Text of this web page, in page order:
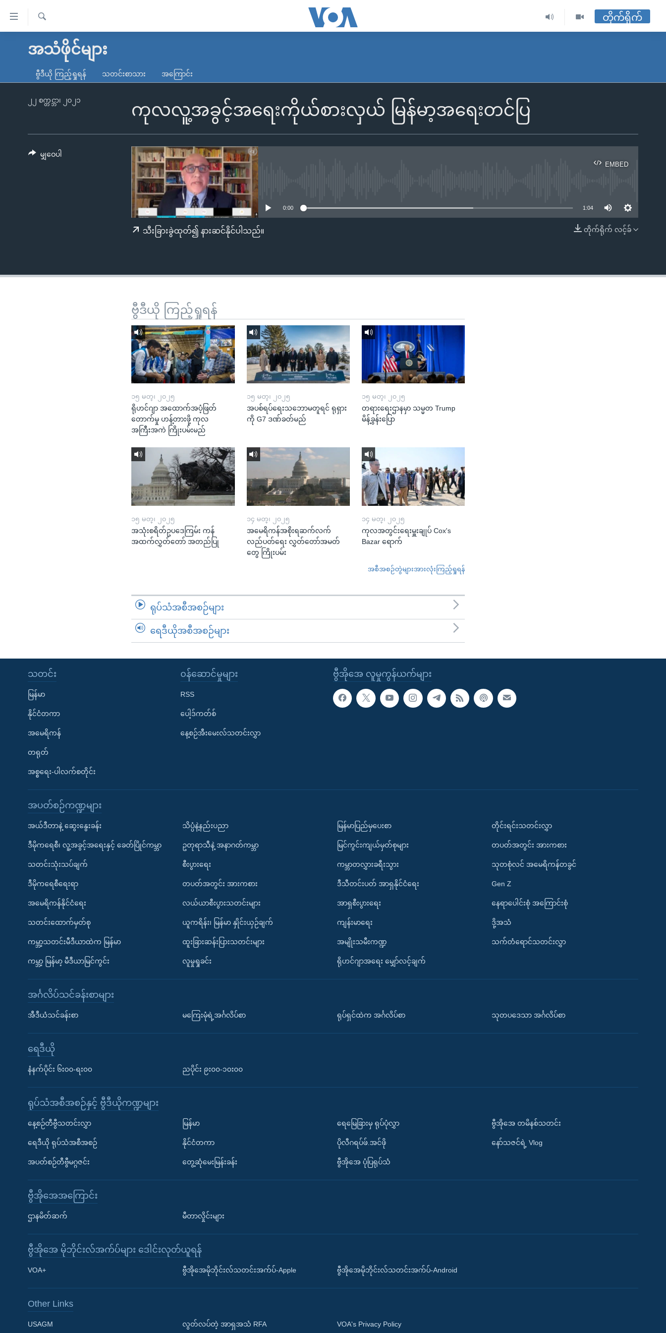
လွယ်ကူ
သည့်
ကျော်
မူလစာမျက်နှာ
ကမ္ဘာ့သတင်းများ
နိုင်ငံတကာ
တရုတ်
အစ္စရေး-ပါလက်စတိုင်း
ရပ်ဝန်းတခု လမ်းတခု အလွန်
အင်္ဂလိပ်စာလေ့လာမယ်
Learning English
ရ
တိုက်ရိုက်
အသံဖိုင်များ
ဗွီဒီယို ကြည့်ရှုရန် သတင်းစာသား အကြောင်း
ကုလလူ့အခွင့်အရေးကိုယ်စားလှယ် မြန်မာ့အရေးတင်ပြ
၂၂ စက္တင္ဘာ၊ ၂၀၂၁
EMBED
EMBED
0:00 1:04
တိုက်ရိုက် လင့်ခ်
သီးခြားခွဲထုတ်၍ နားဆင်နိုင်ပါသည်။
မျှဝေပါ
ဗွီဒီယို ကြည့်ရှုရန်
၁၅ မတ္၊ ၂၀၂၅
ရိုဟင်ဂျာ အထောက်အပံ့ဖြတ်
တောက်မှု ဟန့်တားဖို့ ကုလ
အကြီးအကဲ ကြိုးပမ်းမည်
၁၅ မတ္၊ ၂၀၂၅
အပစ်ရပ်ရေးသဘောမတူရင် ရုရှား
ကို G7 ဒဏ်ခတ်မည်
၁၅ မတ္၊ ၂၀၂၅
တရားရေးဌာနမှာ သမ္မတ Trump
မိန့်ခွန်းပြော
၁၅ မတ္၊ ၂၀၂၅
အသုံးစရိတ်ဥပဒေကြမ်း ကန်
အထက်လွှတ်တော် အတည်ပြု
၁၄ မတ္၊ ၂၀၂၅
အမေရိကန်အစိုးရဆက်လက်
လည်ပတ်ရေး လွှတ်တော်အမတ်
တွေ ကြိုးပမ်း
၁၄ မတ္၊ ၂၀၂၅
ကုလအတွင်းရေးမှူးချုပ် Cox's
Bazar ရောက်
အစီအစဉ်တွဲများအားလုံးကြည့်ရှုရန်
ရုပ်သံအစီအစဉ်များ
ရေဒီယိုအစီအစဉ်များ
ဗွီအိုအေ လူမှုကွန်ယက်များ
သတင်း
မြန်မာ
နိုင်ငံတကာ
အမေရိကန်
တရုတ်
အစ္စရေး-ပါလက်စတိုင်း
၀န်ဆောင်မှုများ
RSS
ပေါ့ဒ်ကတ်စ်
နေ့စဉ်အီးမေးလ်သတင်းလွှာ
အပတ်စဉ်ကဏ္ဍများ
အယ်ဒီတာနဲ့ ဆွေးနွေးခန်း
ဒီမိုကရေစီ၊ လူ့အခွင့်အရေးနှင့် ခေတ်ပြိုင်ကမ္ဘာ
သတင်းသုံးသပ်ချက်
ဒီမိုကရေစီရေးရာ
အမေရိကန်နိုင်ငံရေး
သတင်းထောက်မှတ်စု
ကမ္ဘာ့သတင်းမီဒီယာထဲက မြန်မာ
ကမ္ဘာ့ မြန်မာ့ မီဒီယာမြင်ကွင်း
သိပ္ပံနဲ့နည်းပညာ
ဥတုရာသီနဲ့ အနာဂတ်ကမ္ဘာ
စီးပွားရေး
တပတ်အတွင်း အားကစား
လယ်ယာစီးပွားသတင်းများ
ယူကရိန်း၊ မြန်မာ နှိုင်းယှဉ်ချက်
ထူးခြားဆန်းပြားသတင်းများ
လူမှုရှုခင်း
မြန်မာပြည်မှပေးစာ
မြင်ကွင်းကျယ်မှတ်စုများ
ကမ္ဘာတလွှားခရီးသွား
ဒီသီတင်းပတ် အာရှနိုင်ငံရေး
အာရှစီးပွားရေး
ကျန်းမာရေး
အမျိုးသမီးကဏ္ဍ
ရိုဟင်ဂျာအရေး မျှော်လင့်ချက်
တိုင်းရင်းသတင်းလွှာ
တပတ်အတွင်း အားကစား
သုတစုံလင် အမေရိကန်တခွင်
Gen Z
နေရာပေါင်းစုံ အကြောင်းစုံ
ဒို့အသံ
သက်တံရောင်သတင်းလွှာ
အင်္ဂလိပ်သင်ခန်းစာများ
အီဒီယံသင်ခန်းစာ မကြေးမုံရဲ့အင်္ဂလိပ်စာ ရုပ်ရှင်ထဲက အင်္ဂလိပ်စာ သုတပဒေသာ အင်္ဂလိပ်စာ
ရေဒီယို
နံနက်ပိုင်း ၆း၀၀-ရး၀၀ ညပိုင်း ၉း၀၀-၁၀း၀၀
ရုပ်သံအစီအစဉ်နှင့် ဗွီဒီယိုကဏ္ဍများ
နေ့စဉ်တီဗွီသတင်းလွှာ
ရေဒီယို ရုပ်သံအစီအစဉ်
အပတ်စဉ်တီဗွီမဂ္ဂဇင်း
မြန်မာ
နိုင်ငံတကာ
တွေ့ဆုံမေးမြန်းခန်း
ရေမြေခြားမှ ရုပ်ပုံလွှာ
ပိုလီဂရပ်ဖ်.အင်ဖို
ဗွီအိုအေ ပုံပြရုပ်သံ
ဗွီအိုအေ တမိနစ်သတင်း
နော်သဇင်ရဲ့ Vlog
ဗွီအိုအေအကြောင်း
ဌာနမိတ်ဆက် မီတာလှိုင်းများ
ဗွီအိုအေ မိုဘိုင်းလ်အက်ပ်များ ဒေါင်းလုတ်ယူရန်
VOA+ ဗွီအိုအေမိုဘိုင်းလ်သတင်းအက်ပ်-Apple ဗွီအိုအေမိုဘိုင်းလ်သတင်းအက်ပ်-Android
Other Links
USAGM လွတ်လပ်တဲ့ အာရှအသံ RFA VOA's Privacy Policy